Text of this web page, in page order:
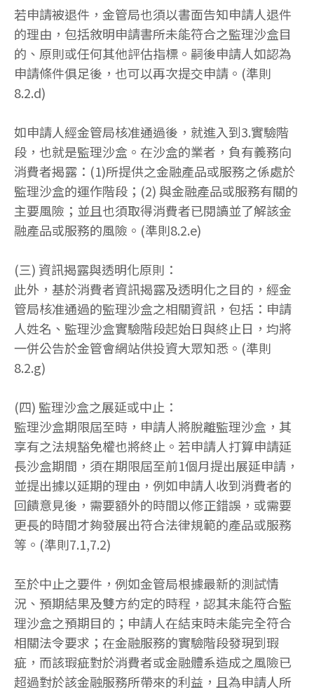
若申請被退件，金管局也須以書面告知申請人退件
的理由，包括敘明申請書所未能符合之監理沙盒目
的、原則或任何其他評估指標。嗣後申請人如認為
申請條件俱足後，也可以再次提交申請。(準則
8.2.d)
如申請人經金管局核准通過後，就進入到3.實驗階
段，也就是監理沙盒。在沙盒的業者，負有義務向
消費者揭露：(1)所提供之金融產品或服務之係處於
監理沙盒的運作階段；(2) 與金融產品或服務有關的
主要風險；並且也須取得消費者已閱讀並了解該金
融產品或服務的風險。(準則8.2.e)
(三) 資訊揭露與透明化原則：
此外，基於消費者資訊揭露及透明化之目的，經金
管局核准通過的監理沙盒之相關資訊，包括：申請
人姓名、監理沙盒實驗階段起始日與終止日，均將
一併公告於金管會網站供投資大眾知悉。(準則
8.2.g)
(四) 監理沙盒之展延或中止：
監理沙盒期限屆至時，申請人將脫離監理沙盒，其
享有之法規豁免權也將終止。若申請人打算申請延
長沙盒期間，須在期限屆至前1個月提出展延申請，
並提出據以延期的理由，例如申請人收到消費者的
回饋意見後，需要額外的時間以修正錯誤，或需要
更長的時間才夠發展出符合法律規範的產品或服務
等。(準則7.1,7.2)
至於中止之要件，例如金管局根據最新的測試情
況、預期結果及雙方約定的時程，認其未能符合監
理沙盒之預期目的；申請人在結束時未能完全符合
相關法令要求；在金融服務的實驗階段發現到瑕
疵，而該瑕疵對於消費者或金融體系造成之風險已
超過對於該金融服務所帶來的利益，且為申請人所